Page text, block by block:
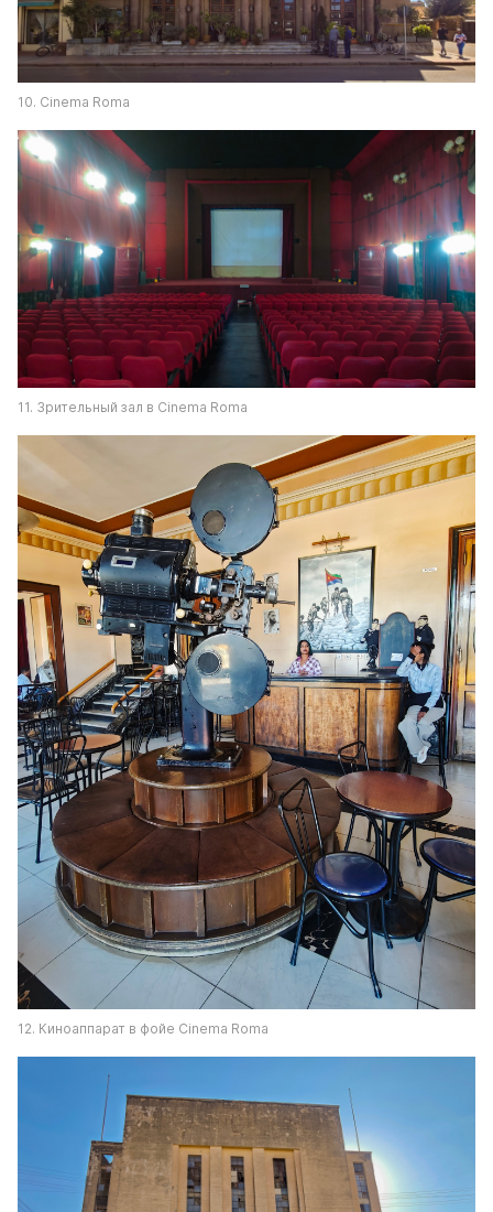
10. Cinema Roma
11. Зрительный зал в Cinema Roma
12. Киноаппарат в фойе Cinema Roma